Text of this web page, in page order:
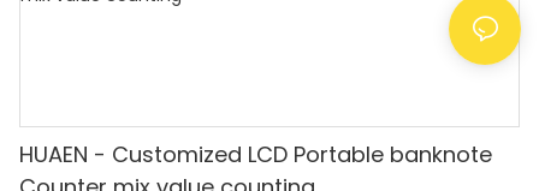
HUAEN - Customized LCD Portable banknote